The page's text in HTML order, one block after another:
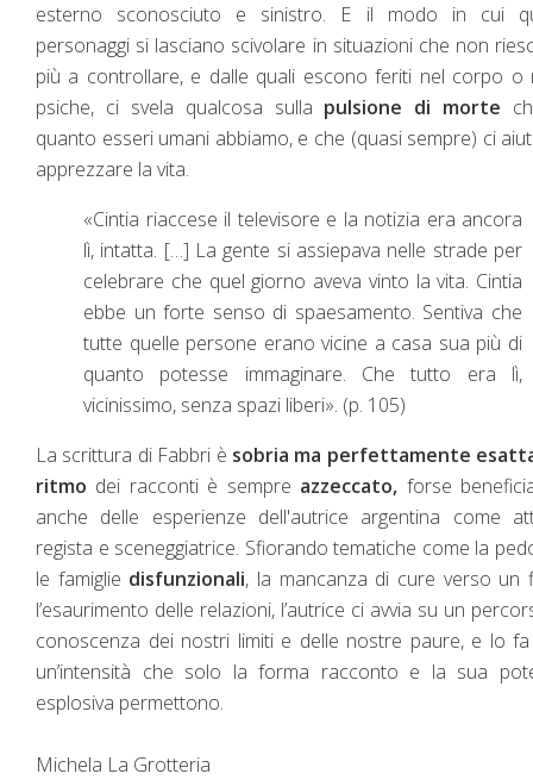
esterno sconosciuto e sinistro. E il modo in cui
personaggi si lasciano scivolare in situazioni che non
più a controllare, e dalle quali escono feriti nel corpo o
psiche, ci svela qualcosa sulla pulsione di morte
quanto esseri umani abbiamo, e che (quasi sempre) ci
apprezzare la vita.
«Cintia riaccese il televisore e la notizia era ancora
lì, intatta. […] La gente si assiepava nelle strade per
celebrare che quel giorno aveva vinto la vita. Cintia
ebbe un forte senso di spaesamento. Sentiva che
tutte quelle persone erano vicine a casa sua più di
quanto potesse immaginare. Che tutto era lì,
vicinissimo, senza spazi liberi». (p. 105)
La scrittura di Fabbri è sobria ma perfettamente
ritmo dei racconti è sempre azzeccato, forse
anche delle esperienze dell'autrice argentina come
regista e sceneggiatrice. Sfiorando tematiche come la
le famiglie disfunzionali, la mancanza di cure verso un
l’esaurimento delle relazioni, l’autrice ci avvia su un
conoscenza dei nostri limiti e delle nostre paure, e lo
un’intensità che solo la forma racconto e la sua
esplosiva permettono.
Michela La Grotteria